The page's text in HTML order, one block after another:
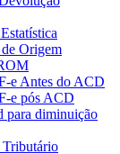
Origem
e Antes do ACD
e pós ACD
para diminuição